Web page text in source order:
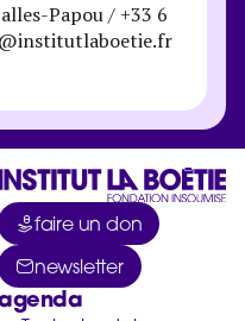
Papou / +33 6
faire un don
newsletter